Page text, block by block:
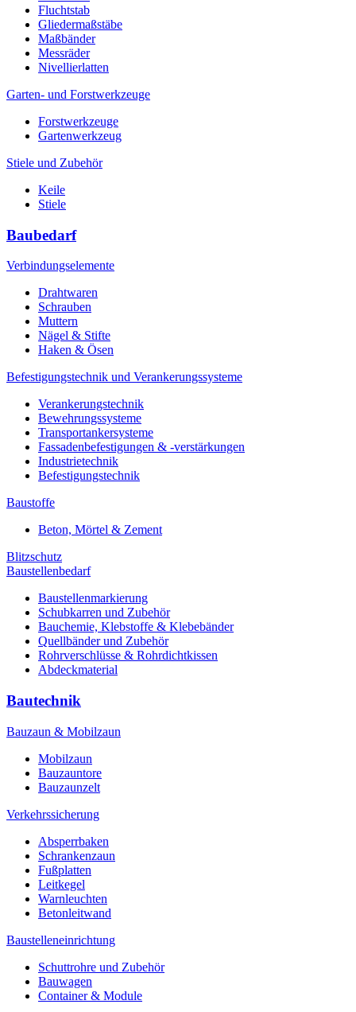
Fluchtstab
Gliedermaßstäbe
Maßbänder
Messräder
Nivellierlatten
Garten- und Forstwerkzeuge
Forstwerkzeuge
Gartenwerkzeug
Stiele und Zubehör
Keile
Stiele
Baubedarf
Verbindungselemente
Drahtwaren
Schrauben
Muttern
Nägel & Stifte
Haken & Ösen
Befestigungstechnik und Verankerungssysteme
Verankerungstechnik
Bewehrungssysteme
Transportankersysteme
Fassadenbefestigungen & -verstärkungen
Industrietechnik
Befestigungstechnik
Baustoffe
Beton, Mörtel & Zement
Blitzschutz
Baustellenbedarf
Baustellenmarkierung
Schubkarren und Zubehör
Bauchemie, Klebstoffe & Klebebänder
Quellbänder und Zubehör
Rohrverschlüsse & Rohrdichtkissen
Abdeckmaterial
Bautechnik
Bauzaun & Mobilzaun
Mobilzaun
Bauzauntore
Bauzaunzelt
Verkehrssicherung
Absperrbaken
Schrankenzaun
Fußplatten
Leitkegel
Warnleuchten
Betonleitwand
Baustelleneinrichtung
Schuttrohre und Zubehör
Bauwagen
Container & Module